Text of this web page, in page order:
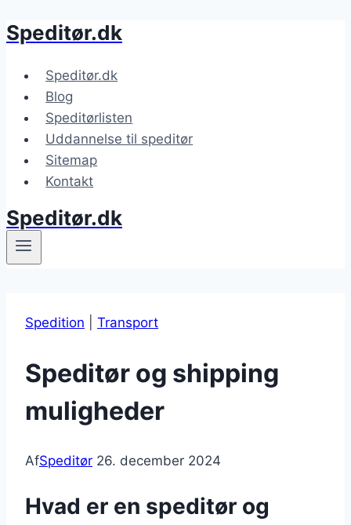
Fortsæt
indhold
Speditør.dk
Speditør.dk
Blog
Speditørlisten
Uddannelse til speditør
Sitemap
Kontakt
Speditør.dk
Spedition Transport
Speditør og shipping
muligheder
AfSpeditør 26. december 2024
Hvad er en speditør og